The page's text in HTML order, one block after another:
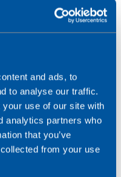
and ads, to
to analyse our traffic.
use of our site with
analytics partners who
that you’ve
from your use
of tekstvertaling.
reiservaring.
door beleven
tentoonstellingen
speelt hierin een
of via digitale